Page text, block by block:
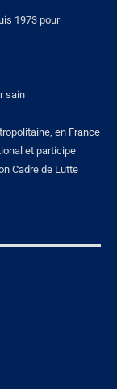
1973 pour
sain
en France
et participe
Cadre de Lutte